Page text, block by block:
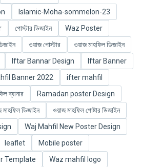
Islamic-Moha-sommelon-23
পোস্টার ডিজাইন
Waz Poster
ওয়াজ পোস্টার
ওয়াজ মাহফিল ডিজাইন
Iftar Bannar Design
Iftar Banner
Banner 2022
ifter mahfil
ব্যানার
Ramadan poster Design
মাহফিল ডিজাইন
ওয়াজ মাহফিল পোষ্টার ডিজাইন
Waj Mahfil New Poster Design
leaflet
Mobile poster
Template
Waz mahfil logo